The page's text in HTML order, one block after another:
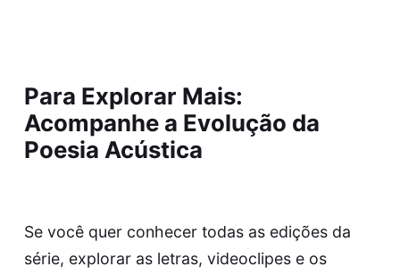
Para Explorar Mais:
Acompanhe a Evolução da
Poesia Acústica
Se você quer conhecer todas as edições da
série, explorar as letras, videoclipes e os